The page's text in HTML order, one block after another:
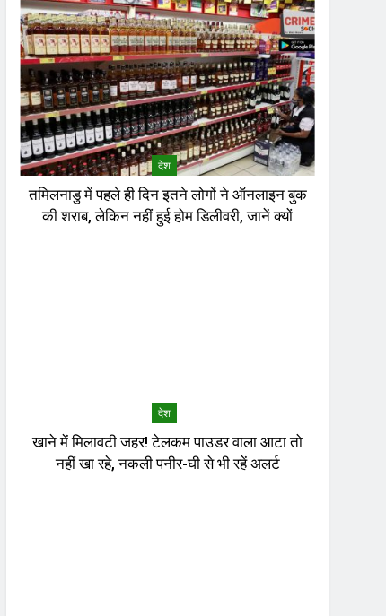
देश
तमिलनाडु में पहले ही दिन इतने लोगों ने ऑनलाइन बुक
की शराब, लेकिन नहीं हुई होम डिलीवरी, जानें क्यों
देश
खाने में मिलावटी जहर! टेलकम पाउडर वाला आटा तो
नहीं खा रहे, नकली पनीर-घी से भी रहें अलर्ट